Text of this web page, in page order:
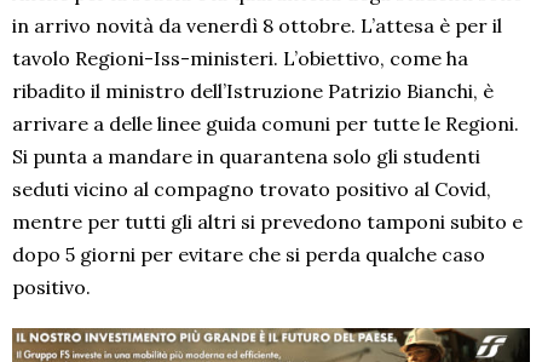
in arrivo novità da venerdì 8 ottobre. L’attesa è per il
tavolo Regioni-Iss-ministeri. L’obiettivo, come ha
ribadito il ministro dell’Istruzione Patrizio Bianchi, è
arrivare a delle linee guida comuni per tutte le Regioni.
Si punta a mandare in quarantena solo gli studenti
seduti vicino al compagno trovato positivo al Covid,
mentre per tutti gli altri si prevedono tamponi subito e
dopo 5 giorni per evitare che si perda qualche caso
positivo.